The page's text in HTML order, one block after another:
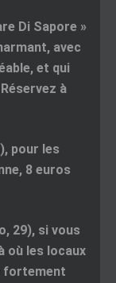
Di Sapore »
avec
et qui
à
pour les
8 euros
29), si vous
où les locaux
fortement